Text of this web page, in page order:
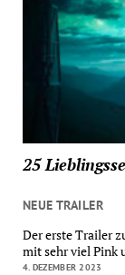
25
NEUE TRAILER
Der erste Trailer
mit sehr viel Pink
4. DEZEMBER 2023